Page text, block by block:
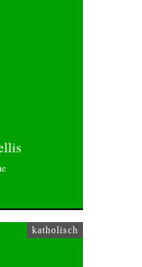
katholisch